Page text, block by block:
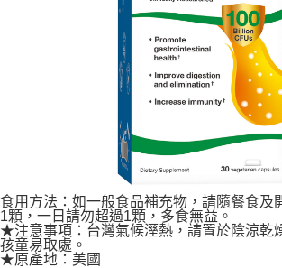
５．嚴禁一人註冊多個帳號或使用他人資訊註冊。若
恩沛科技股份有限公司將有權停止該用戶之使用額度並
食用方法：如一般食品補充物，請隨餐食及
1顆，一日請勿超過1顆，多食無益。
★注意事項：台灣氣候溼熱，請置於陰涼乾
孩童易取處。
★原產地：美國